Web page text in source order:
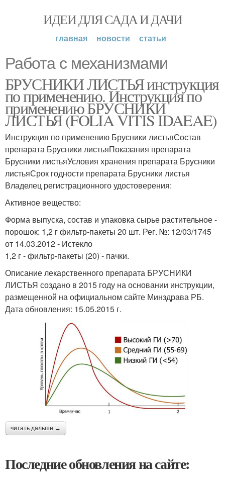
ИДЕИ ДЛЯ САДА И ДАЧИ
главная новости статьи
Работа с механизмами
БРУСНИКИ ЛИСТЬЯ инструкция
по применению. Инструкция по
применению БРУСНИКИ
ЛИСТЬЯ (FOLIA VITIS IDAEAE)
Инструкция по применению Брусники листьяСостав
препарата Брусники листьяПоказания препарата
Брусники листьяУсловия хранения препарата Брусники
листьяСрок годности препарата Брусники листья
Владелец регистрационного удостоверения:
Активное вещество:
Форма выпуска, состав и упаковка сырье растительное -
порошок: 1,2 г фильтр-пакеты 20 шт. Рег. №: 12/03/1745
от 14.03.2012 - Истекло
1,2 г - фильтр-пакеты (20) - пачки.
Описание лекарственного препарата БРУСНИКИ
ЛИСТЬЯ создано в 2015 году на основании инструкции,
размещенной на официальном сайте Минздрава РБ.
Дата обновления: 15.05.2015 г.
читать дальше →
Последние обновления на сайте: